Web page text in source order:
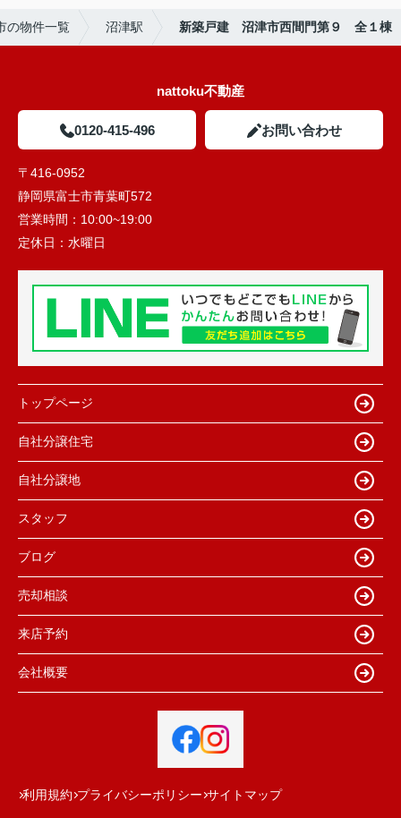
の物件一覧 沼津駅 新築戸建 沼津市西間門第９ 全１棟
nattoku不動産
0120-415-496 お問い合わせ
〒416-0952
静岡県富士市青葉町572
営業時間： 10:00~19:00
定休日： 水曜日
トップページ
自社分譲住宅
自社分譲地
スタッフ
ブログ
売却相談
来店予約
会社概要
利用規約 プライバシーポリシー サイトマップ